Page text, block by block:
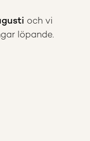
och vi
löpande.